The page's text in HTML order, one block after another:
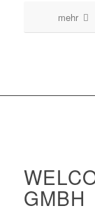
mehr
GMBH